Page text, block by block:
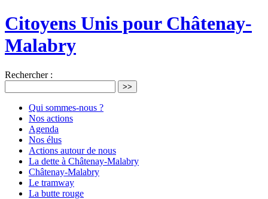
Citoyens Unis pour Châtenay-
Malabry
Rechercher :
>>
Qui sommes-nous ?
Nos actions
Agenda
Nos élus
Actions autour de nous
La dette à Châtenay-Malabry
Châtenay-Malabry
Le tramway
La butte rouge